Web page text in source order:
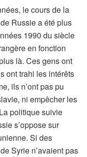
le cours de la
Russie a été plus
1990 du siècle
en fonction
là. Ces gens ont
ont trahi les intérêts
ils n’ont pas pu
ni empêcher les
politique suivie
s’oppose sur
Si des
Syrie n’avaient pas